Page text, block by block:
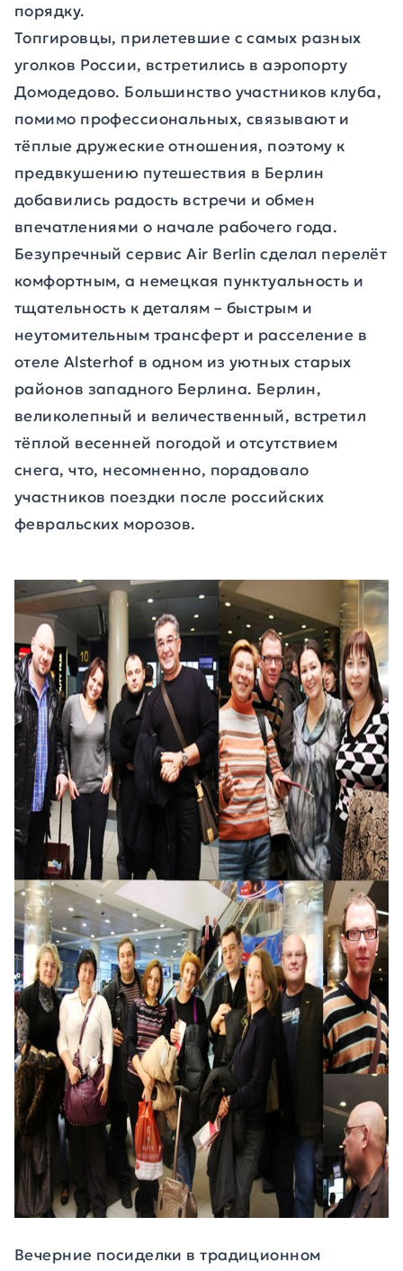
порядку.
Топгировцы, прилетевшие с самых разных
уголков России, встретились в аэропорту
Домодедово. Большинство участников клуба,
помимо профессиональных, связывают и
тёплые дружеские отношения, поэтому к
предвкушению путешествия в Берлин
добавились радость встречи и обмен
впечатлениями о начале рабочего года.
Безупречный сервис Air Berlin сделал перелёт
комфортным, а немецкая пунктуальность и
тщательность к деталям – быстрым и
неутомительным трансферт и расселение в
отеле Alsterhof в одном из уютных старых
районов западного Берлина. Берлин,
великолепный и величественный, встретил
тёплой весенней погодой и отсутствием
снега, что, несомненно, порадовало
участников поездки после российских
февральских морозов.
Вечерние посиделки в традиционном